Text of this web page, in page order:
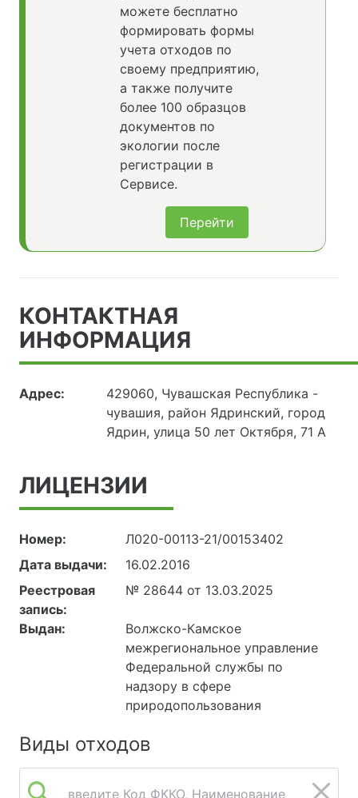
можете бесплатно
формировать формы
учета отходов по
своему предприятию,
а также получите
более 100 образцов
документов по
экологии после
регистрации в
Сервисе.
Перейти
КОНТАКТНАЯ
ИНФОРМАЦИЯ
Адрес:
429060, Чувашская Республика -
чувашия, район Ядринский, город
Ядрин, улица 50 лет Октября, 71 А
ЛИЦЕНЗИИ
Номер:
Л020-00113-21/00153402
Дата выдачи:
16.02.2016
Реестровая
запись:
№ 28644 от 13.03.2025
Выдан:
Волжско-Камское
межрегиональное управление
Федеральной службы по
надзору в сфере
природопользования
Виды отходов
введите Код ФККО, Наименование